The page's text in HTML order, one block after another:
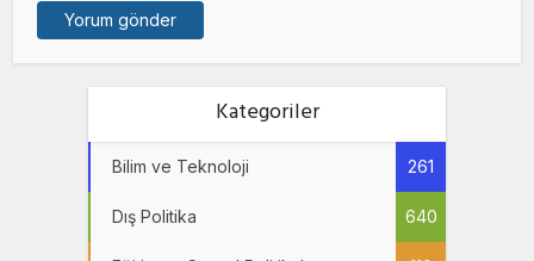
Kategoriler
Bilim ve Teknoloji 261
Dış Politika 640